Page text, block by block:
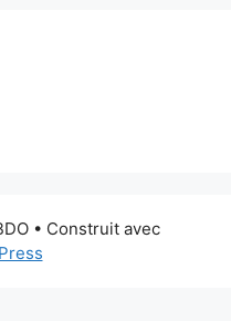
• Construit avec